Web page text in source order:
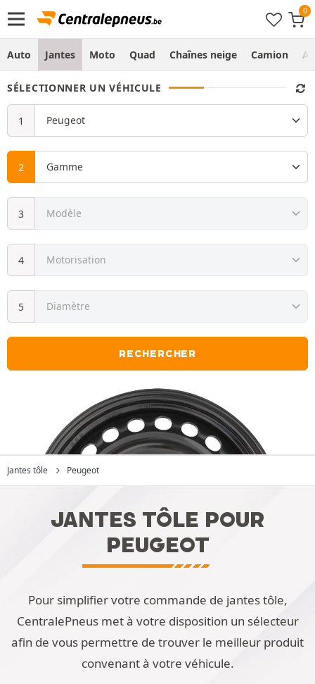
Auto Jantes Moto Quad Chaînes neige Camion
SÉLECTIONNER UN VÉHICULE
RECHERCHER
Jantes tôle Peugeot
JANTES TÔLE POUR
PEUGEOT
Pour simplifier votre commande de jantes tôle,
CentralePneus met à votre disposition un sélecteur
afin de vous permettre de trouver le meilleur produit
convenant à votre véhicule.